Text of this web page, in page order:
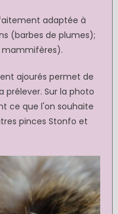
adaptée à
(barbes de plumes);
mammifères).
ajourés permet de
Sur la photo
ce que l'on souhaite
pinces Stonfo et